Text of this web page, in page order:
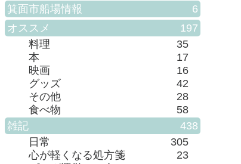
箕面市船場情報
6
オススメ
197
料理
35
本
17
映画
16
グッズ
42
その他
28
食べ物
58
雑記
438
日常
305
心が軽くなる処方箋
23